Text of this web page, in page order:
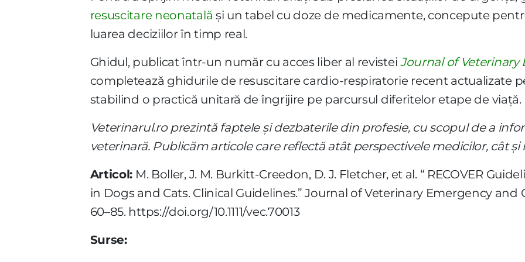
resuscitare neonatală și un tabel cu doze de medicamente, concepute
luarea deciziilor în timp real.
Ghidul, publicat într-un număr cu acces liber al revistei Journal of Veterinary
completează ghidurile de resuscitare cardio-respiratorie recent actualizate
stabilind o practică unitară de îngrijire pe parcursul diferitelor etape de viață.
Veterinarul.roprezintă faptele și dezbaterile din profesie, cu scopul de a
veterinară. Publicăm articole care reflectă atât perspectivele medicilor, cât
Articol: M. Boller, J. M. Burkitt-Creedon, D. J. Fletcher, et al. “ RECOVER
in Dogs and Cats. Clinical Guidelines.” Journal of Veterinary Emergency and
60–85. https://doi.org/10.1111/vec.70013
Surse: